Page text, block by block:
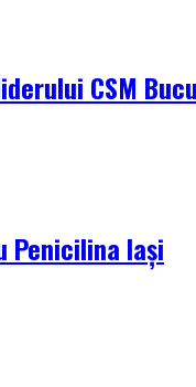
CSM
Penicilina Iași